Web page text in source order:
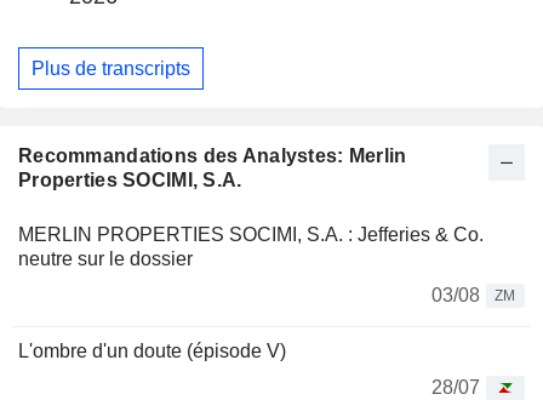
Plus de transcripts
Recommandations des Analystes: Merlin
Properties SOCIMI, S.A.
MERLIN PROPERTIES SOCIMI, S.A. : Jefferies & Co.
neutre sur le dossier
03/08
ZM
L'ombre d'un doute (épisode V)
28/07